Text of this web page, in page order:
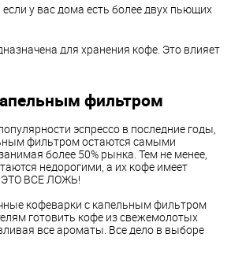
у вас дома есть более двух пьющих
для хранения кофе. Это влияет
фильтром
эспрессо в последние годы,
фильтром остаются самыми
более 50% рынка. Тем не менее,
недорогими, а их кофе имеет
ЭТО ВСЕ ЛОЖЬ!
кофеварки с капельным фильтром
готовить кофе из свежемолотых
все ароматы. Все дело в выборе